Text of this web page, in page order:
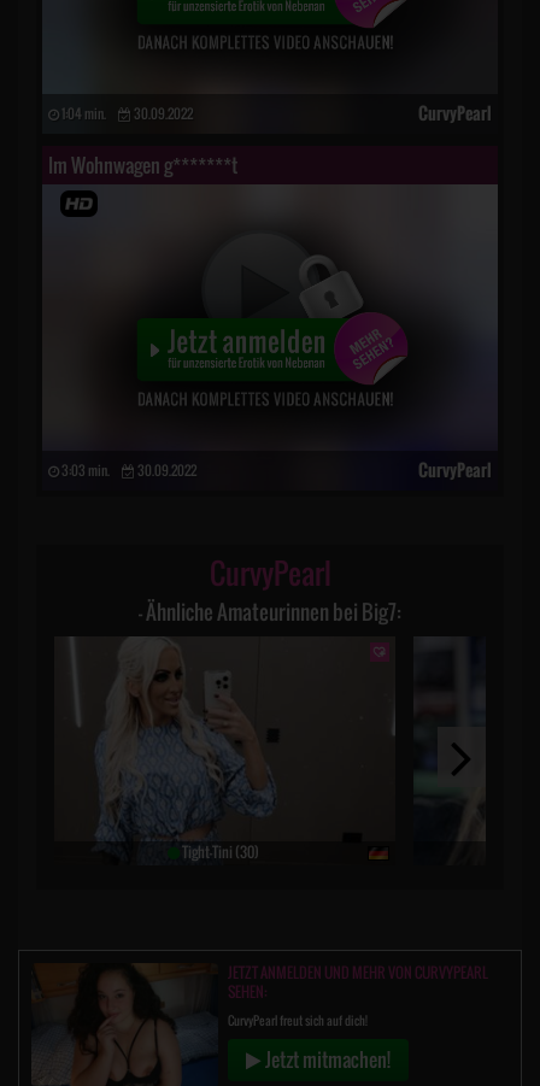
1:04 min. 30.09.2022 CurvyPearl
Im Wohnwagen g*******t
3:03 min. 30.09.2022 CurvyPearl
CurvyPearl
– Ähnliche Amateurinnen bei Big7:
Tight-Tini (30)
JETZT ANMELDEN UND MEHR VON CURVYPEARL
SEHEN:
CurvyPearl freut sich auf dich!
Jetzt mitmachen!